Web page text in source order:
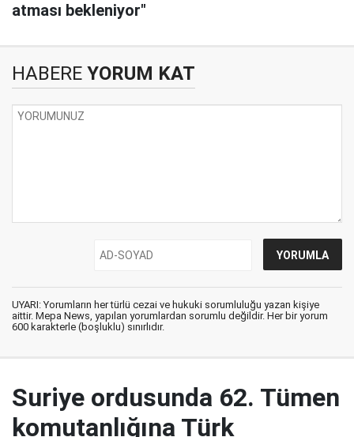
atması bekleniyor"
HABERE YORUM KAT
UYARI: Yorumların her türlü cezai ve hukuki sorumluluğu yazan kişiye
aittir. Mepa News, yapılan yorumlardan sorumlu değildir. Her bir yorum
600 karakterle (boşluklu) sınırlıdır.
Suriye ordusunda 62. Tümen
komutanlığına Türk